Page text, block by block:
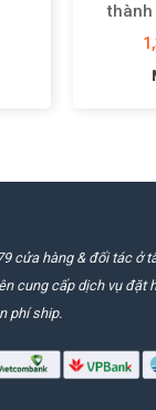
thành
cửa hàng & đối tác ở
cung cấp dịch vụ đặt
phí ship.